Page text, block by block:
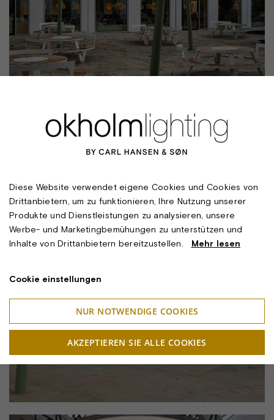
Diese Website verwendet eigene Cookies und Cookies von
Drittanbietern, um zu funktionieren, Ihre Nutzung unserer
Produkte und Dienstleistungen zu analysieren, unsere
Werbe- und Marketingbemühungen zu unterstützen und
Inhalte von Drittanbietern bereitzustellen. Mehr lesen
Cookie einstellungen
NUR NOTWENDIGE COOKIES
AKZEPTIEREN SIE ALLE COOKIES